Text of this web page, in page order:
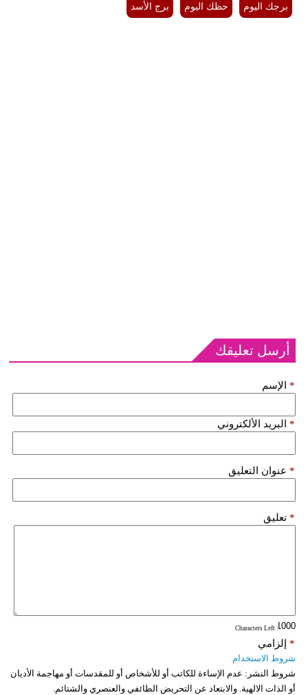
برجك اليوم حظك اليوم برج الأسد
أرسل تعليقك
الإسم *
البريد الألكتروني *
عنوان التعليق *
تعليق *
: Characters Left
إلزامي *
شروط الاستخدام
شروط النشر: عدم الإساءة للكاتب أو للأشخاص أو للمقدسات أو مهاجمة الأديان
أو الذات الالهية. والابتعاد عن التحريض الطائفي والعنصري والشتائم.